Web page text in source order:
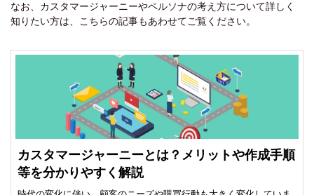
なお、カスタマージャーニーやペルソナの考え方について詳しく
知りたい方は、こちらの記事もあわせてご覧ください。
カスタマージャーニーとは？メリットや作成手順
等を分かりやすく解説